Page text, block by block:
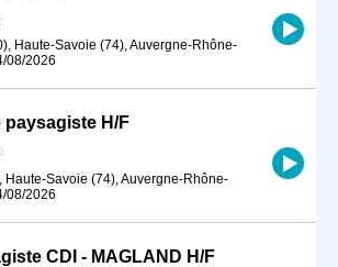
Haute-Savoie (74), Auvergne-Rhône-
08/2026
H/F
Haute-Savoie (74), Auvergne-Rhône-
08/2026
CDI - MAGLAND H/F